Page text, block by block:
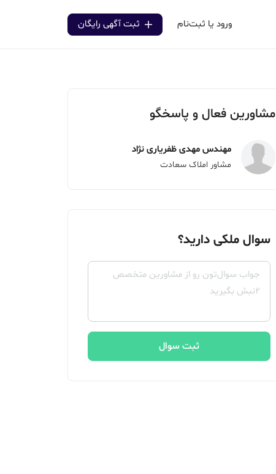
ورود یا ثبت‌نام ثبت آگهی رایگان
مشاورین فعال و پاسخگو
مهندس مهدی ظفریاری نژاد
مشاور املاک سعادت
سوال ملکی دارید؟
ثبت سوال